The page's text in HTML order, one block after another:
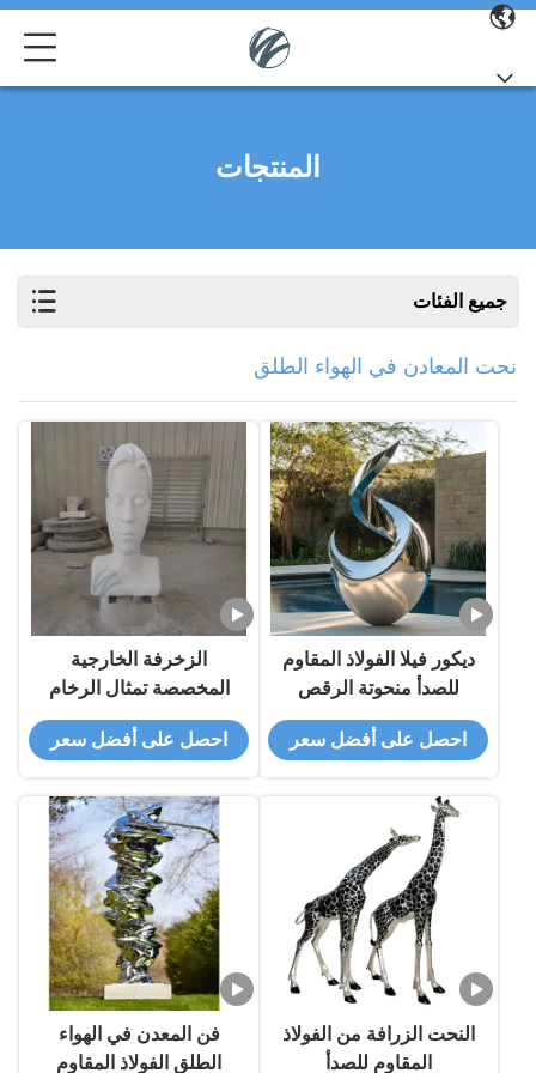
المنتجات
جميع الفئات
نحت المعادن في الهواء الطلق
ديكور فيلا الفولاذ المقاوم
للصدأ منحوتة الرقص
الملمع
احصل على أفضل سعر
الزخرفة الخارجية
المخصصة تمثال الرخام
الحجري
احصل على أفضل سعر
النحت الزرافة من الفولاذ
المقاوم للصدأ
فن المعدن في الهواء
الطلق الفولاذ المقاوم